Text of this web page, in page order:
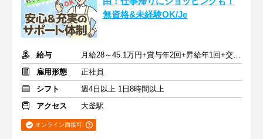
無資格&未経験OK/Je
給与
月給28～45.1万円+賞与年2回+昇給年1回+交通費全額
雇用形態
正社員
シフト
週4日以上 1日8時間以上
アクセス
大釜駅
オンライン面接可